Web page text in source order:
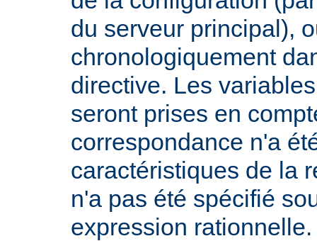
du serveur principal),
chronologiquement
directive. Les
seront prises en
correspondance n'a
caractéristiques de la
n'a pas été spécifié
expression rationnelle.